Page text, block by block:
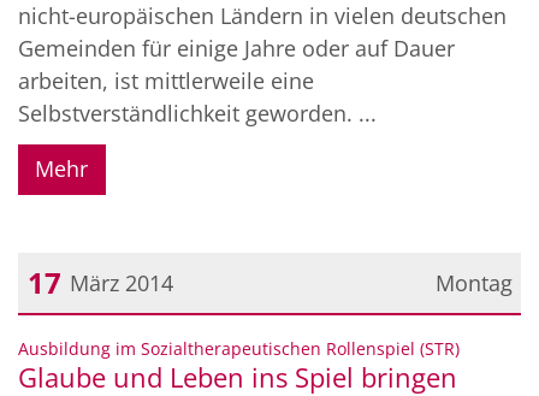
nicht-europäischen Ländern in vielen deutschen
Gemeinden für einige Jahre oder auf Dauer
arbeiten, ist mittlerweile eine
Selbstverständlichkeit geworden. ...
Mehr
Montag
17 März 2014
Datum: 17. März 2014
Ausbildung im Sozialtherapeutischen Rollenspiel (STR):
Glaube und Leben ins Spiel bringen